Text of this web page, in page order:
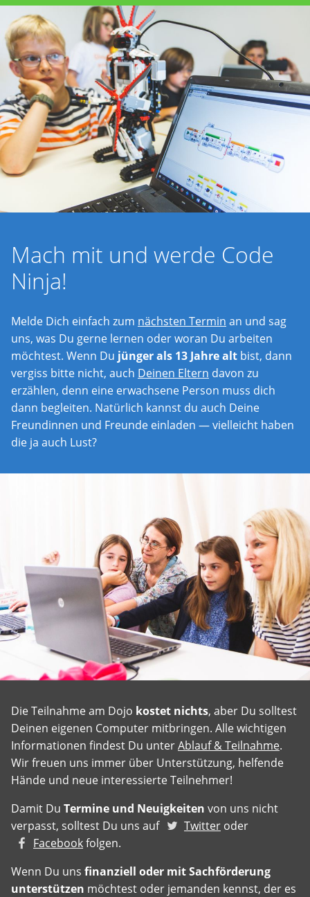
Mach mit und werde Code
Ninja!
Melde Dich einfach zum nächsten Termin an und sag
uns, was Du gerne lernen oder woran Du arbeiten
möchtest. Wenn Du jünger als 13 Jahre alt bist, dann
vergiss bitte nicht, auch Deinen Eltern davon zu
erzählen, denn eine erwachsene Person muss dich
dann begleiten. Natürlich kannst du auch Deine
Freundinnen und Freunde einladen — vielleicht haben
die ja auch Lust?
Die Teilnahme am Dojo kostet nichts, aber Du solltest
Deinen eigenen Computer mitbringen. Alle wichtigen
Informationen findest Du unterAblauf & Teilnahme.
Wir freuen uns immer über Unterstützung, helfende
Hände und neue interessierte Teilnehmer!
Damit Du Termine und Neuigkeiten von uns nicht
verpasst, solltest Du uns auf
Twitter oder
Facebookfolgen.
Wenn Du uns finanziell oder mit Sachförderung
unterstützen möchtest oder jemanden kennst, der es